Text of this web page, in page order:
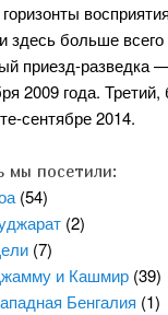
здесь больше всего
приезд-разведка
2009 года.
сентябре 2014.
мы посетили:
(54)
(2)
(7)
и Кашмир (39)
Бенгалия (1)